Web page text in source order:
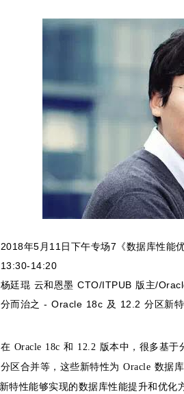
2018年5月11日下午专场7《数据库性能优
13:30-14:20
杨廷琨 云和恩墨 CTO/ITPUB 版主/
分而治之 - Oracle 18c 及 12.2 分区新
在 Oracle 18c 和 12.2 版本中，很多基
区合并等，这些新特性为 Oracle 数据
特性能够实现的数据库性能提升和优化